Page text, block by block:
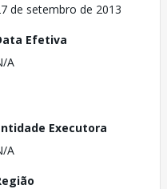
de setembro de 2013
Efetiva
A
Executora
A